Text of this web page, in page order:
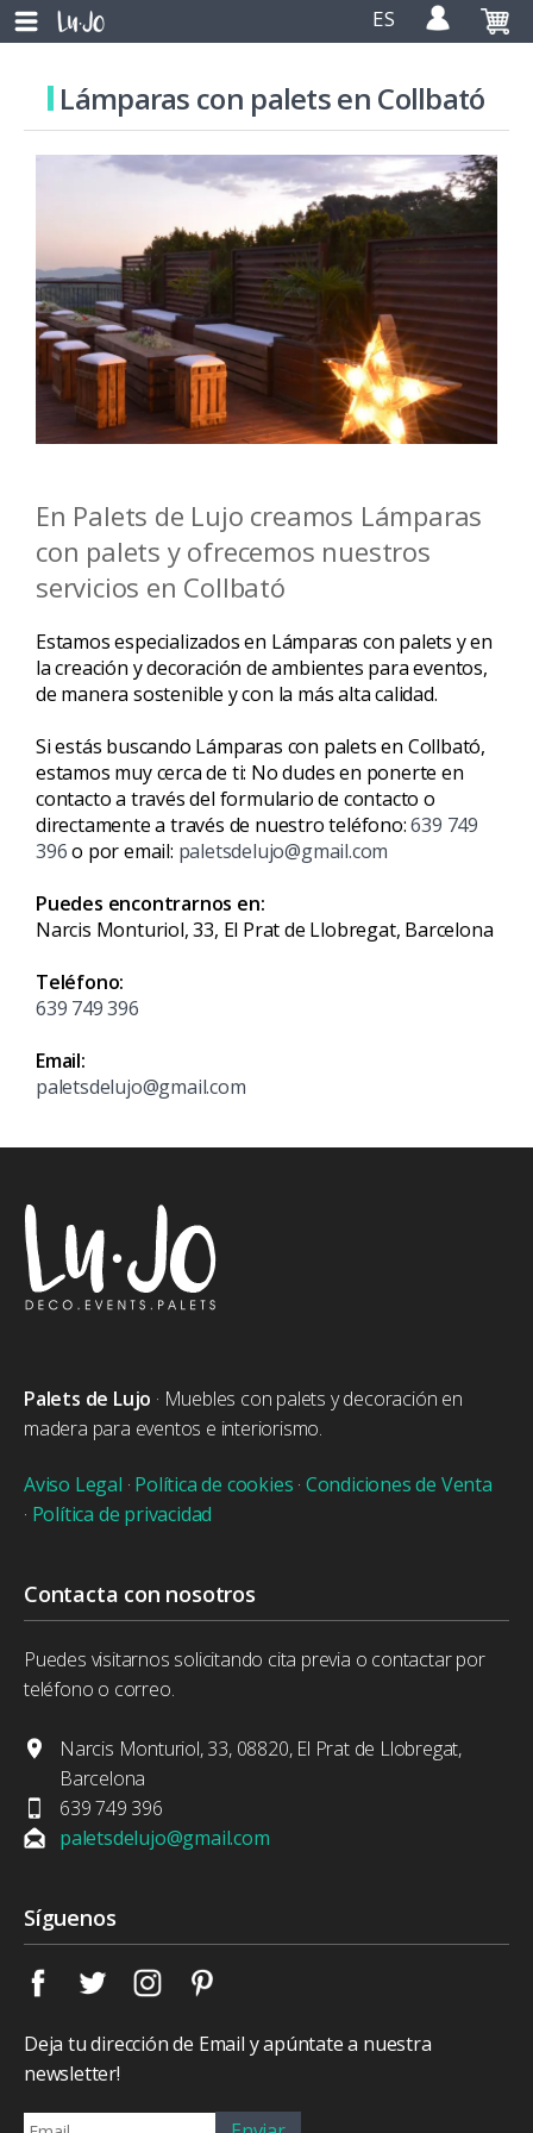
ES
Lámparas con palets en Collbató
En Palets de Lujo creamos Lámparas
con palets y ofrecemos nuestros
servicios en Collbató
Estamos especializados en Lámparas con palets y en
la creación y decoración de ambientes para eventos,
de manera sostenible y con la más alta calidad.
Si estás buscando Lámparas con palets en Collbató,
estamos muy cerca de ti: No dudes en ponerte en
contacto a través del formulario de contacto o
directamente a través de nuestro teléfono:639 749
396o por email: paletsdelujo@gmail.com
Puedes encontrarnos en:
Narcis Monturiol, 33, El Prat de Llobregat, Barcelona
Teléfono:
639 749 396
Email:
paletsdelujo@gmail.com
Palets de Lujo · Muebles con palets y decoración en
madera para eventos e interiorismo.
Aviso Legal · Política de cookies · Condiciones de Venta
· Política de privacidad
Contacta con nosotros
Puedes visitarnos solicitando cita previa o contactar por
teléfono o correo.
Narcis Monturiol, 33, 08820, El Prat de Llobregat,
Barcelona
639 749 396
paletsdelujo@gmail.com
Síguenos
Deja tu dirección de Email y apúntate a nuestra
newsletter!